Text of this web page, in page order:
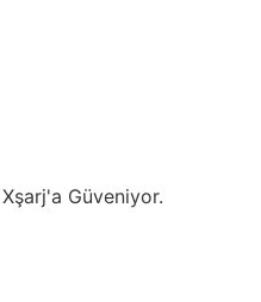
Xşarj'a Güveniyor.